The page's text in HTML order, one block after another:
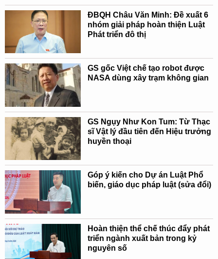
ĐBQH Châu Văn Minh: Đề xuất 6
nhóm giải pháp hoàn thiện Luật
Phát triển đô thị
GS gốc Việt chế tạo robot được
NASA dùng xây trạm không gian
GS Ngụy Như Kon Tum: Từ Thạc
sĩ Vật lý đầu tiên đến Hiệu trưởng
huyền thoại
Góp ý kiến cho Dự án Luật Phổ
biến, giáo dục pháp luật (sửa đổi)
Hoàn thiện thể chế thúc đẩy phát
triển ngành xuất bản trong kỷ
nguyên số